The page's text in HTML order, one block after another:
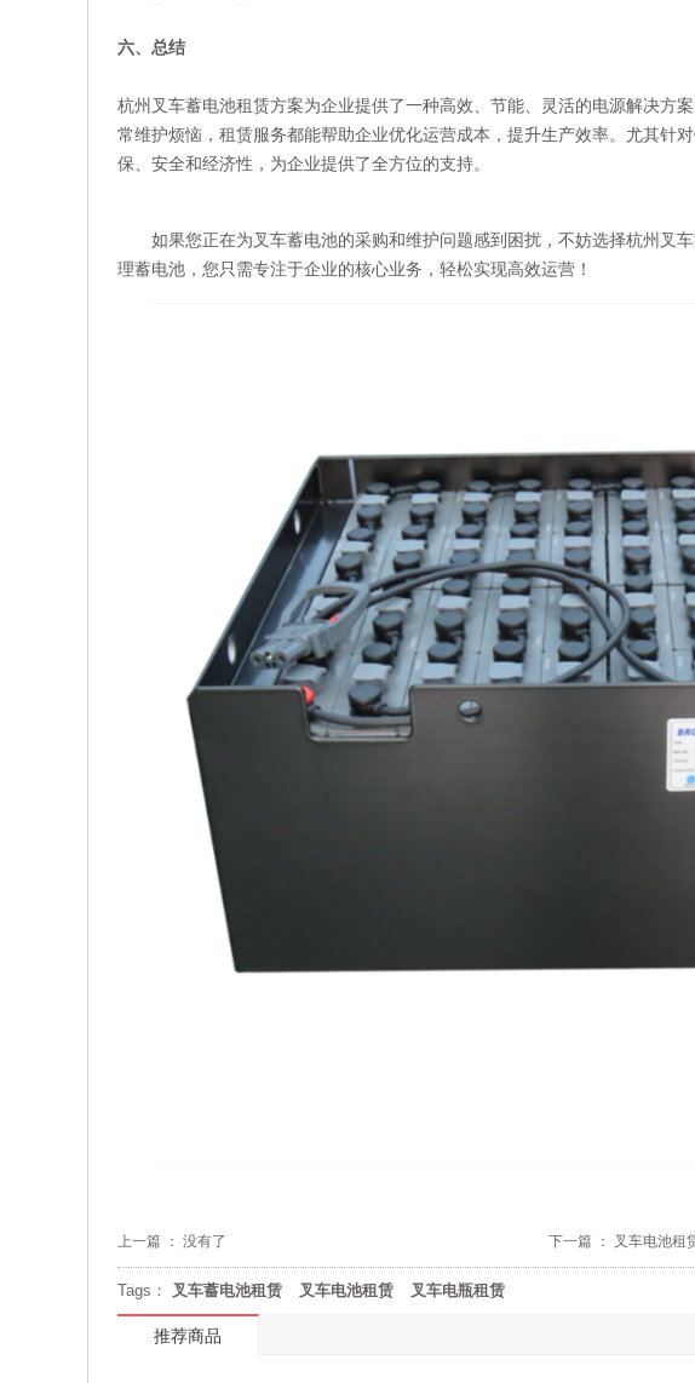
六、总结
杭州叉车蓄电池租赁方案为企业提供了一种高效、节能、灵活的电源解决方
常维护烦恼，租赁服务都能帮助企业优化运营成本，提升生产效率。尤其针
保、安全和经济性，为企业提供了全方位的支持。
如果您正在为叉车蓄电池的采购和维护问题感到困扰，不妨选择杭州叉
理蓄电池，您只需专注于企业的核心业务，轻松实现高效运营！
上一篇 ： 没有了 下一篇 ： 叉车电池租
Tags： 叉车蓄电池租赁 叉车电池租赁 叉车电瓶租赁
推荐商品